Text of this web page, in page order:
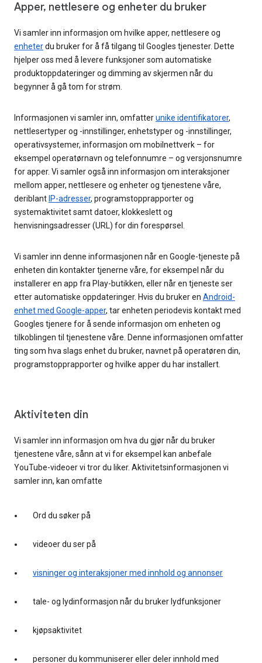
Apper, nettlesere og enheter du bruker
Vi samler inn informasjon om hvilke apper, nettlesere og
enheterdu bruker for å få tilgang til Googles tjenester. Dette
hjelper oss med å levere funksjoner som automatiske
produktoppdateringer og dimming av skjermen når du
begynner å gå tom for strøm.
Informasjonen vi samler inn, omfatterunike identifikatorer,
nettlesertyper og -innstillinger, enhetstyper og -innstillinger,
operativsystemer, informasjon om mobilnettverk – for
eksempel operatørnavn og telefonnumre – og versjonsnumre
for apper. Vi samler også inn informasjon om interaksjoner
mellom apper, nettlesere og enheter og tjenestene våre,
deriblant IP-adresser, programstopprapporter og
systemaktivitet samt datoer, klokkeslett og
henvisningsadresser (URL) for din forespørsel.
Vi samler inn denne informasjonen når en Google-tjeneste på
enheten din kontakter tjenerne våre, for eksempel når du
installerer en app fra Play-butikken, eller når en tjeneste ser
etter automatiske oppdateringer. Hvis du bruker en Android-
enhet med Google-apper, tar enheten periodevis kontakt med
Googles tjenere for å sende informasjon om enheten og
tilkoblingen til tjenestene våre. Denne informasjonen omfatter
ting som hva slags enhet du bruker, navnet på operatøren din,
programstopprapporter og hvilke apper du har installert.
Aktiviteten din
Vi samler inn informasjon om hva du gjør når du bruker
tjenestene våre, sånn at vi for eksempel kan anbefale
YouTube-videoer vi tror du liker. Aktivitetsinformasjonen vi
samler inn, kan omfatte
Ord du søker på
videoer du ser på
visninger og interaksjoner med innhold og annonser
tale- og lydinformasjon når du bruker lydfunksjoner
kjøpsaktivitet
personer du kommuniserer eller deler innhold med